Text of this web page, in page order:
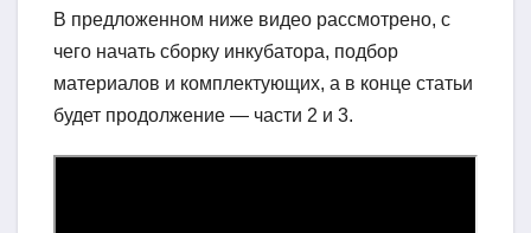
В предложенном ниже видео рассмотрено, с
чего начать сборку инкубатора, подбор
материалов и комплектующих, а в конце статьи
будет продолжение — части 2 и 3.